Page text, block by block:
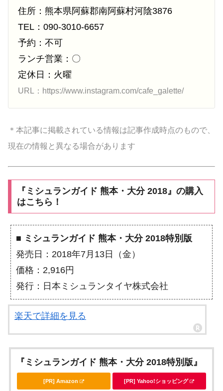
住所：熊本県阿蘇郡南阿蘇村河陰3876
TEL：090-3010-6657
予約：不可
ランチ営業：〇
定休日：火曜
URL：https://www.instagram.com/cafe_galette/
＊本記事に掲載されている情報は記事作成時点のもので、
現在の情報と異なる場合があります
『ミシュランガイド 熊本・大分 2018』の購入
はこちら！
■ ミシュランガイド 熊本・大分 2018特別版
発売日：2018年7月13日（金）
価格：2,916円
発行：日本ミシュランタイヤ株式会社
楽天で詳細を見る
『ミシュランガイド 熊本・大分 2018特別版』
[PR] Amazon [PR] Yahoo!ショッピング